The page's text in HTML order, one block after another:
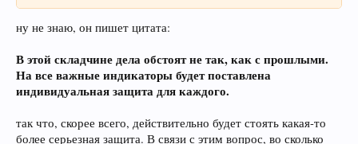
ну не знаю, он пишет цитата:
В этой складчине дела обстоят не так, как с прошлыми.
На все важные индикаторы будет поставлена
индивидуальная защита для каждого.
так что, скорее всего, действительно будет стоять какая-то
более серьезная защита. В связи с этим вопрос, во сколько